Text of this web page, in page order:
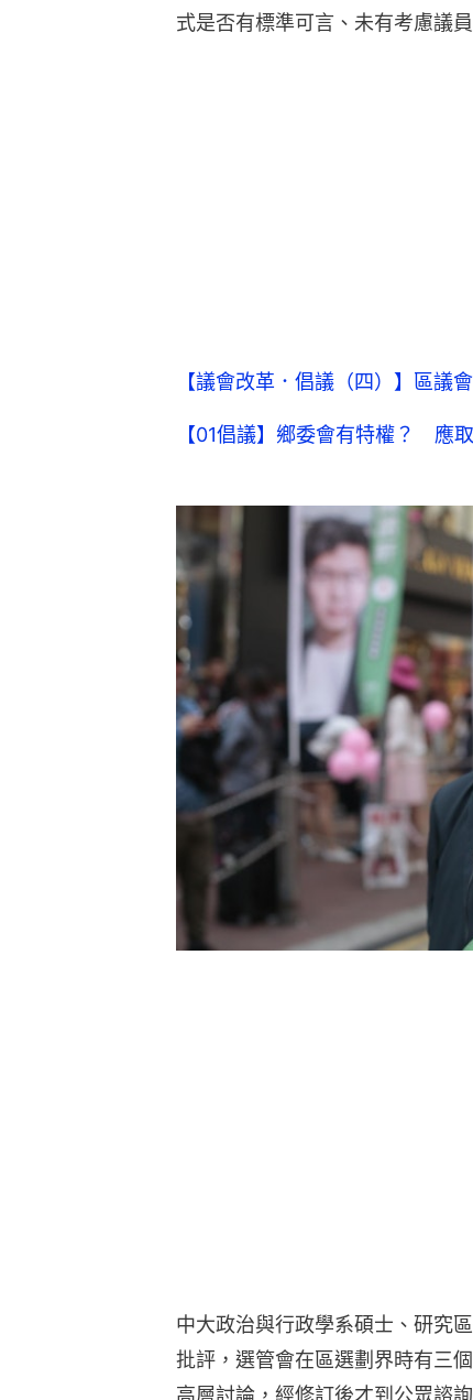
式是否有標準可言、未有考慮議
【議會改革．倡議（四）】區
【01倡議】鄉委會有特權？ 應
中大政治與行政學系碩士、研究
批評，選管會在區選劃界時有三